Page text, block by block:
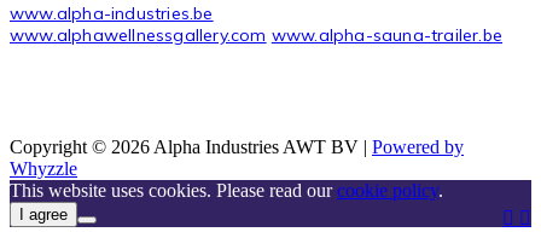
www.alpha-industries.be
www.alphawellnessgallery.com www.alpha-sauna-trailer.be
Copyright © 2026 Alpha Industries AWT BV | Powered by
Whyzzle
This website uses cookies. Please read ourcookie policy.
I agree